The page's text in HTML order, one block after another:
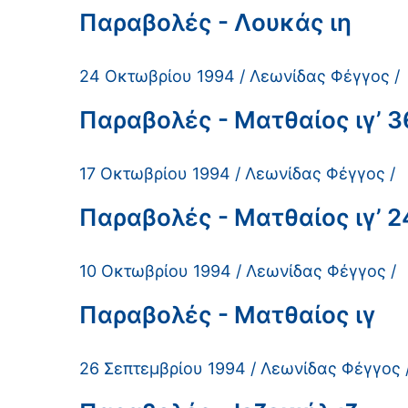
Παραβολές - Λουκάς ιη
24 Οκτωβρίου 1994 / Λεωνίδας Φέγγος /
Παραβολές - Ματθαίος ιγ’
17 Οκτωβρίου 1994 / Λεωνίδας Φέγγος /
Παραβολές - Ματθαίος ιγ’
10 Οκτωβρίου 1994 / Λεωνίδας Φέγγος /
Παραβολές - Ματθαίος ιγ
26 Σεπτεμβρίου 1994 / Λεωνίδας Φέγγος